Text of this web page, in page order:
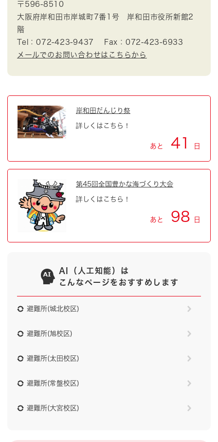
〒596-8510
大阪府岸和田市岸城町7番1号 岸和田市役所新館2
階
Tel：072-423-9437
Fax：072-423-6933
メールでのお問い合わせはこちらから
岸和田だんじり祭
詳しくはこちら！
あと 41 日
第45回全国豊かな海づくり大会
詳しくはこちら！
あと 98 日
AI（人工知能）は
こんなページをおすすめします
避難所(城北校区)
避難所(旭校区)
避難所(太田校区)
避難所(常盤校区)
避難所(大宮校区)